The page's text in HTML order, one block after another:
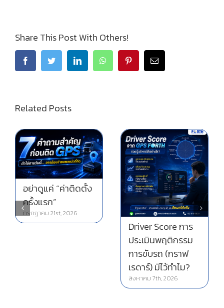
Share This Post With Others!
Related Posts
อย่าดูแค่ “ค่าติดตั้ง
ครั้งแรก”
กรกฎาคม 21st, 2026
Driver Score การ
ประเมินพฤติกรรม
การขับรถ (กราฟ
เรดาร์) มีไว้ทำไม?
สิงหาคม 7th, 2026